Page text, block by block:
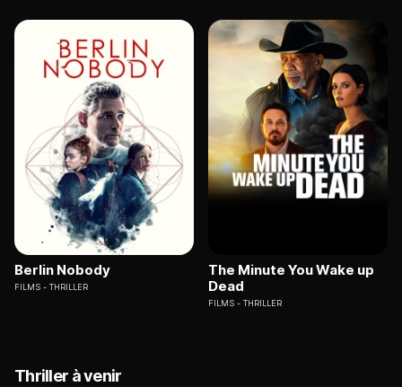
Berlin Nobody
FILMS THRILLER
The Minute You Wake up
Dead
FILMS THRILLER
Thriller à venir